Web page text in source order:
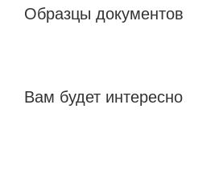
Образцы документов
Вам будет интересно